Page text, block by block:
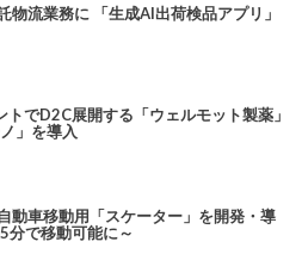
物流業務に 「生成AI出荷検品アプリ」
トでD2C展開する「ウェルモット製薬」
」を導入
動車移動用「スケーター」を開発・導
分で移動可能に～